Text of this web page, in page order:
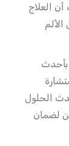
العلاج
بأحدث
الحلول
لضمان